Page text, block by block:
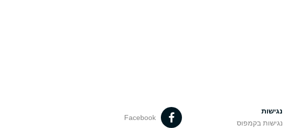
נגישות
נגישות בקמפוס
Facebook